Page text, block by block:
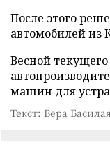
После этого
автомобилей из
Весной
машин для
Текст: Вера